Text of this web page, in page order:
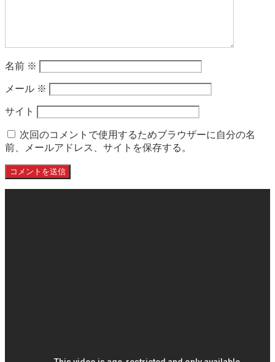
名前 ※
メール ※
サイト
次回のコメントで使用するためブラウザーに自分の名
前、メールアドレス、サイトを保存する。